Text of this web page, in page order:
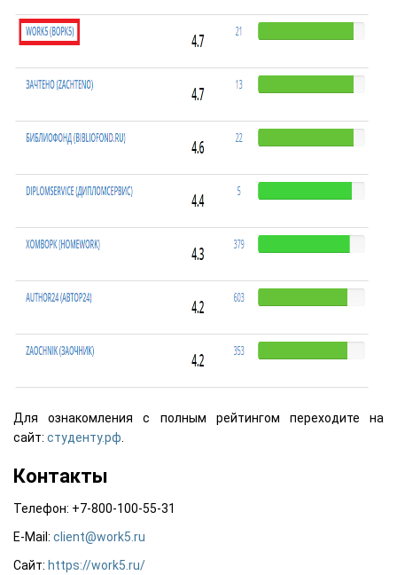
Для ознакомления с полным рейтингом переходите на
сайт: студенту.рф
Контакты
Телефон: +7-800-100-55-31
E-Mail: client@work5.ru
Сайт: https://work5.ru/